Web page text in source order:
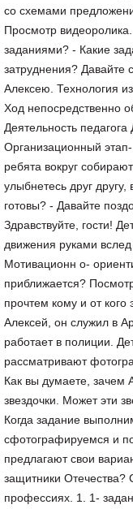
со схемами
Просмотр
заданиями? - Какие
затруднения?
Алексею. Технология
Ход непосредственно
Деятельность
Организационный
ребята вокруг
улыбнетесь друг
готовы? - Давайте
Здравствуйте, гости!
движения руками
Мотивационн о-
приближается?
прочтем кому и от
Алексей, он служил в
работает в полиции.
рассматривают
Как вы думаете, зачем
звездочки. Может эти
Когда задание
сфотографируемся и
предлагают свои
защитники Отечества?
профессиях. 1. 1-